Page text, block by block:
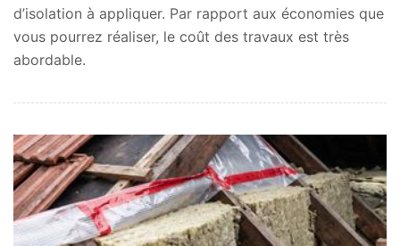
d’isolation à appliquer. Par rapport aux économies que
vous pourrez réaliser, le coût des travaux est très
abordable.